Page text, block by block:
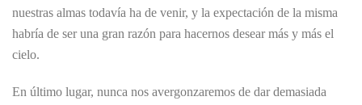
nuestras almas todavía ha de venir, y la expectación de la misma
habría de ser una gran razón para hacernos desear más y más el
cielo.
En último lugar, nunca nos avergonzaremos de dar demasiada